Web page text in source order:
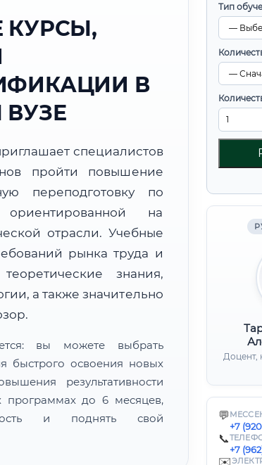
Тип
Доцент,
💬
+7
📞
+7
✉️
КУРСЫ,
В
специалистов
пройти повышение
переподготовку по
ориентированной на
отрасли. Учебные
рынка труда и
знания,
а также значительно
вы можете выбрать
быстрого освоения новых
результативности
программах до 6 месяцев,
и поднять свой